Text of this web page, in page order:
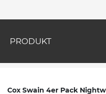
PRODUKT
Cox Swain 4er Pack